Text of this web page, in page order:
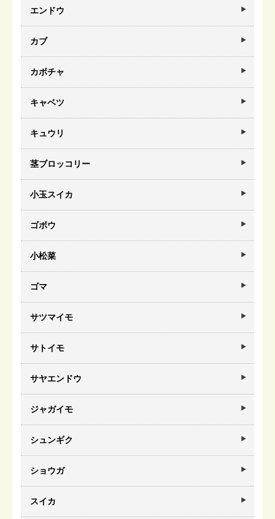
エンドウ
カブ
カボチャ
キャベツ
キュウリ
茎ブロッコリー
小玉スイカ
ゴボウ
小松菜
ゴマ
サツマイモ
サトイモ
サヤエンドウ
ジャガイモ
シュンギク
ショウガ
スイカ